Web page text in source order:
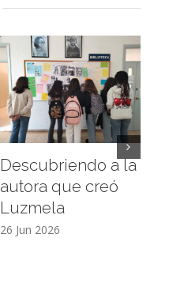
Descubriendo a la
autora que creó
Luzmela
26 Jun 2026